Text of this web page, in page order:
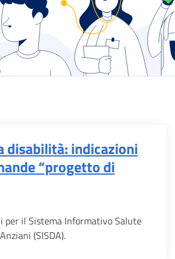
disabilità: indicazioni
“progetto di
per il Sistema Informativo Salute
(SISDA).